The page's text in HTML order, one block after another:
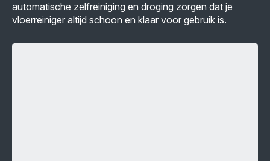
automatische zelfreiniging en droging zorgen dat je
vloerreiniger altijd schoon en klaar voor gebruik is.